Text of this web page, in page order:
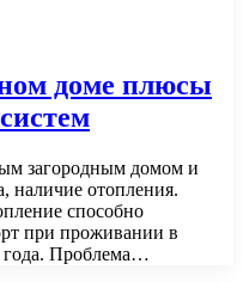
доме плюсы
загородным домом и
наличие отопления.
способно
при проживании в
года. Проблема…